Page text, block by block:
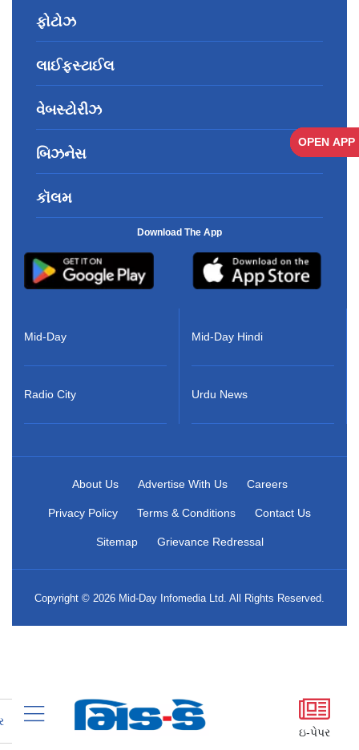
OPEN APP
OPEN APP
OPEN APP
OPEN APP
ફોટોઝ
લાઈફસ્ટાઈલ
વેબસ્ટોરીઝ
બિઝનેસ
કૉલમ
Download The App
Mid-Day
Radio City
Mid-Day Hindi
Urdu News
About Us Advertise With Us Careers
Privacy Policy Terms & Conditions Contact Us
Sitemap Grievance Redressal
Copyright © 2026 Mid-Day Infomedia Ltd. All Rights Reserved.
ઇ-પેપર
OPEN APP
OPEN APP
OPEN APP